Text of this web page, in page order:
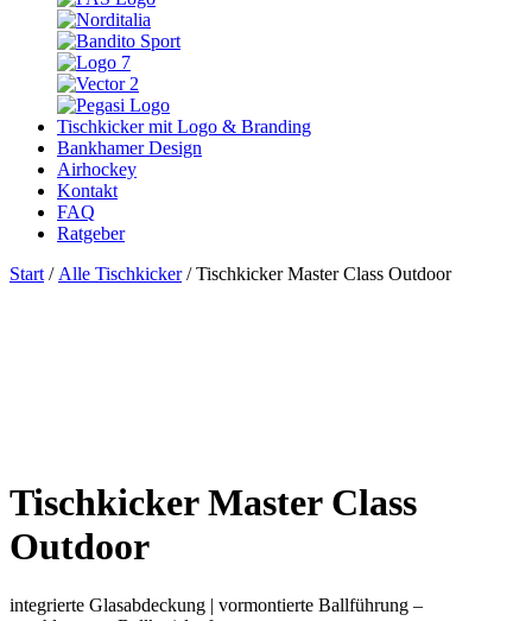
Tischkicker mit Logo & Branding
Bankhamer Design
Airhockey
Kontakt
FAQ
Ratgeber
Start / Alle Tischkicker/ Tischkicker Master Class Outdoor
Tischkicker Master Class
Outdoor
integrierte Glasabdeckung | vormontierte Ballführung –